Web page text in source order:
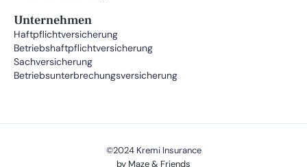
Unternehmen
Haftpflichtversicherung
Betriebshaftpflichtversicherung
Sachversicherung
Betriebsunterbrechungsversicherung
©2024 Kremi Insurance
by Maze & Friends